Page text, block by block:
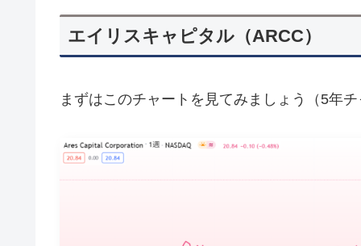
エイリスキャピタル（ARCC）
まずはこのチャートを見てみましょう（5年